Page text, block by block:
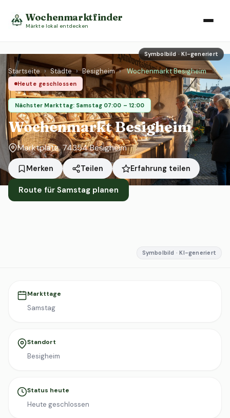
Wochenmarktfinder
Märkte lokal entdecken
Symbolbild · KI-generiert
Startseite › Städte › Besigheim › Wochenmarkt Besigheim
Heute geschlossen
Nächster Markttag: Samstag 07:00 – 12:00
Wochenmarkt Besigheim
Marktplatz, 74354 Besigheim
Merken Teilen Erfahrung teilen
Route für Samstag planen
Symbolbild · KI-generiert
Markttage
Samstag
Standort
Besigheim
Status heute
Heute geschlossen